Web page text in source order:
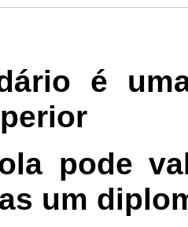
é
pode
um